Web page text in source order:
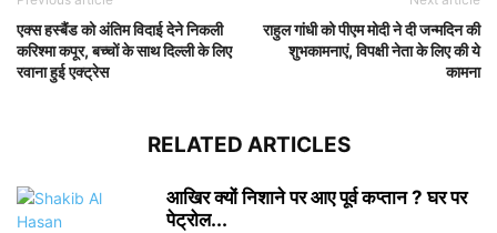
एक्स हस्बैंड को अंतिम विदाई देने निकली
करिश्मा कपूर, बच्चों के साथ दिल्ली के लिए
रवाना हुई एक्ट्रेस
राहुल गांधी को पीएम मोदी ने दी जन्मदिन की
शुभकामनाएं, विपक्षी नेता के लिए की ये
कामना
RELATED ARTICLES
आखिर क्यों निशाने पर आए पूर्व कप्तान ? घर पर
पेट्रोल...